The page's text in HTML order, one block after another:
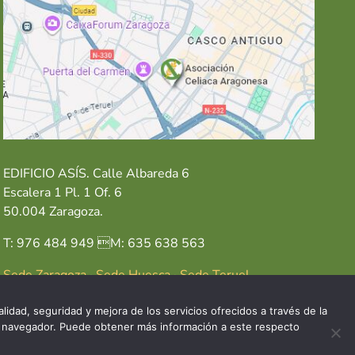
EDIFICIO ASÍS. Calle Albareda 6
Escalera 1 Pl. 1 Of. 6
50.004 Zaragoza.
T: 976 484 949 M: 635 638 563
Sede Zaragoza·Sede Huesca·Sede Teruel
seguridad y mejora de los servicios ofrecidos a través de la
Puede obtener más información a este respecto